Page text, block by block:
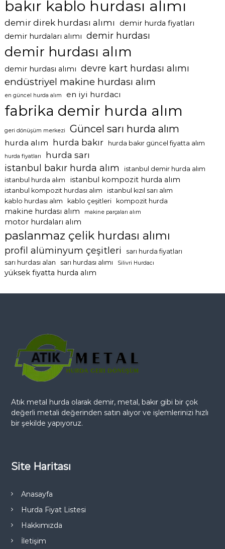
bakır kablo hurdası alımı
demir direk hurdası alımı
demir hurda fiyatları
demir hurdaları alımı demir hurdası
demir hurdası alım
demir hurdası alımı devre kart hurdası alımı
endüstriyel makine hurdası alım
en güncel hurda alım en iyi hurdacı
fabrika demir hurda alım
geri dönüşüm merkezi Güncel sarı hurda alım
hurda alım hurda bakır hurda bakır güncel fiyatta alım
hurda fiyatları hurda sarı
istanbul bakır hurda alım
istanbul demir hurda alım
istanbul hurda alım
istanbul kompozit hurda alım
istanbul kompozit hurdası alım
istanbul kızıl sarı alım
kablo hurdası alım
kablo çeşitleri kompozit hurda
makine hurdası alım makine parçaları alım
motor hurdaları alım
paslanmaz çelik hurdası alımı
profil alüminyum çeşitleri
sarı hurda fiyatları
sarı hurdası alan
sarı hurdası alımı Silivri Hurdacı
yüksek fiyatta hurda alım
Atık metal hurda olarak demir, metal, bakır gibi bir çok
değerli metali değerinden satın alıyor ve işlemlerinizi hızlı
bir şekilde yapıyoruz.
Site Haritası
Anasayfa
Hurda Fiyat Listesi
Hakkımızda
İletişim